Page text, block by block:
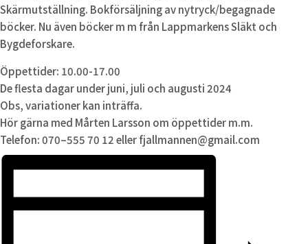
Skärmutställning. Bokförsäljning av nytryck/begagnade
böcker. Nu även böcker m m från Lappmarkens Släkt och
Bygdeforskare.
Öppettider: 10.00-17.00
De flesta dagar under juni, juli och augusti 2024
Obs, variationer kan inträffa.
Hör gärna med Mårten Larsson om öppettider m.m.
Telefon: 070–555 70 12 eller fjallmannen@gmail.com